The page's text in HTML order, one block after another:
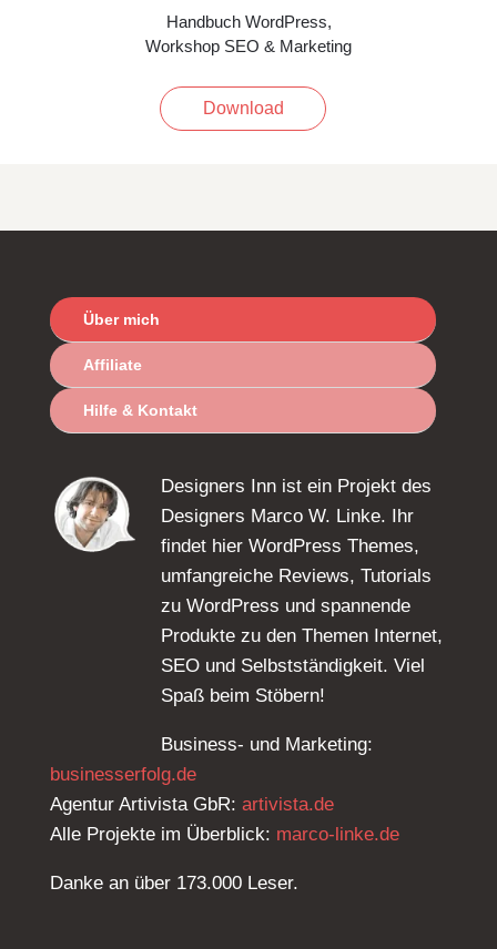
Handbuch WordPress,
Workshop SEO & Marketing
Download
Über mich
Affiliate
Hilfe & Kontakt
Designers Inn ist ein Projekt des
Designers Marco W. Linke. Ihr
findet hier WordPress Themes,
umfangreiche Reviews, Tutorials
zu WordPress und spannende
Produkte zu den Themen Internet,
SEO und Selbstständigkeit. Viel
Spaß beim Stöbern!
Business- und Marketing:
businesserfolg.de
Agentur Artivista GbR: artivista.de
Alle Projekte im Überblick: marco-linke.de
Danke an über 173.000 Leser.